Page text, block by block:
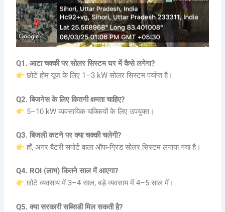
Q1. आटा चक्की पर सोलर सिस्टम घर में कैसे लगेगा?
छोटे होम यूज़ के लिए 1–3 kW सोलर सिस्टम पर्याप्त है।
Q2. बिजनेस के लिए कितनी क्षमता चाहिए?
5–10 kW व्यवसायिक चक्कियों के लिए उपयुक्त।
Q3. बिजली कटने पर क्या चक्की चलेगी?
हाँ, अगर बैटरी सपोर्ट वाला ऑफ-ग्रिड सोलर सिस्टम लगाया गया है।
Q4. ROI (लाभ) कितने साल में आएगा?
छोटे व्यवसाय में 3–4 साल, बड़े व्यवसाय में 4–5 साल में।
Q5. क्या सरकारी सब्सिडी मिल सकती है?